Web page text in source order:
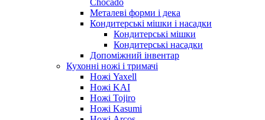
Металеві форми і дека
Кондитерські мішки і насадки
Кондитерські мішки
Кондитерські насадки
Допоміжний інвентар
Кухонні ножі і тримачі
Ножі Yaxell
Ножі KAI
Ножі Tojiro
Ножі Kasumi